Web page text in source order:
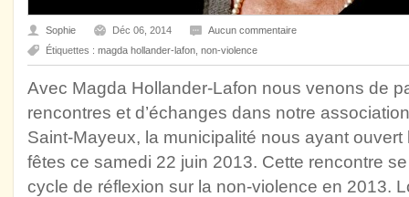
Sophie Déc 06, 2014
Aucun commentaire
Étiquettes : magda hollander-lafon non-violence
Avec Magda Hollander-Lafon nous venons de
rencontres et d’échanges dans notre
Saint-Mayeux, la municipalité nous ayant
fêtes ce samedi 22 juin 2013. Cette rencontre
cycle de réflexion sur la non-violence en 2013.